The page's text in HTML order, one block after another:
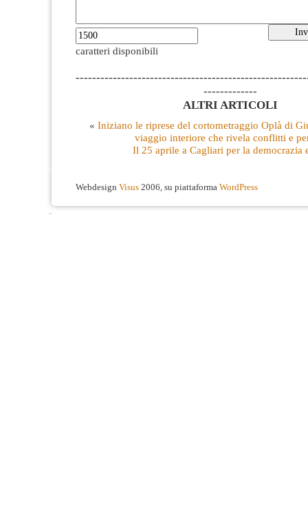
caratteri disponibili
-------------
ALTRI ARTICOLI
« Iniziano le riprese del cortometraggio Oplà di
viaggio interiore che rivela conflitti e
Il 25 aprile a Cagliari per la democrazia
Webdesign Visus 2006, su piattaforma WordPress